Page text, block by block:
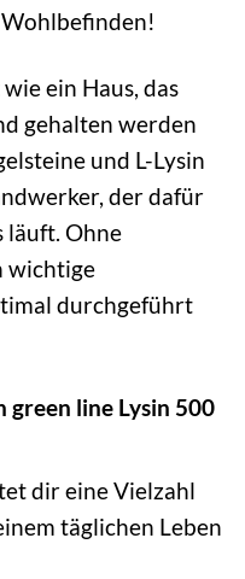
ein Haus, das
gehalten werden
und L-Lysin
der dafür
läuft. Ohne
wichtige
durchgeführt
line Lysin 500
dir eine Vielzahl
täglichen Leben